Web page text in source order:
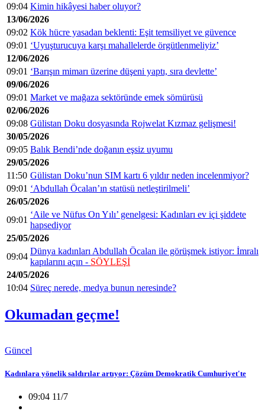
09:04 Kimin hikâyesi haber oluyor?
13/06/2026
09:02 Kök hücre yasadan beklenti: Eşit temsiliyet ve güvence
09:01 ‘Uyuşturucuya karşı mahallelerde örgütlenmeliyiz’
12/06/2026
09:01 ‘Barışın mimarı üzerine düşeni yaptı, sıra devlette’
09/06/2026
09:01 Market ve mağaza sektöründe emek sömürüsü
02/06/2026
09:08 Gülistan Doku dosyasında Rojwelat Kızmaz gelişmesi!
30/05/2026
09:05 Balık Bendi’nde doğanın eşsiz uyumu
29/05/2026
11:50 Gülistan Doku’nun SIM kartı 6 yıldır neden incelenmiyor?
09:01 ‘Abdullah Öcalan’ın statüsü netleştirilmeli’
26/05/2026
09:01
‘Aile ve Nüfus On Yılı’ genelgesi: Kadınları ev içi şiddete
hapsediyor
25/05/2026
09:04
Dünya kadınları Abdullah Öcalan ile görüşmek istiyor: İmralı
kapılarını açın - SÖYLEŞİ
24/05/2026
10:04 Süreç nerede, medya bunun neresinde?
Okumadan geçme!
Güncel
Kadınlara yönelik saldırılar artıyor: Çözüm Demokratik Cumhuriyet'te
09:04 11/7